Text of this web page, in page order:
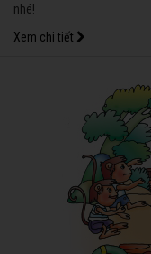
nhé!
Xem chi tiết